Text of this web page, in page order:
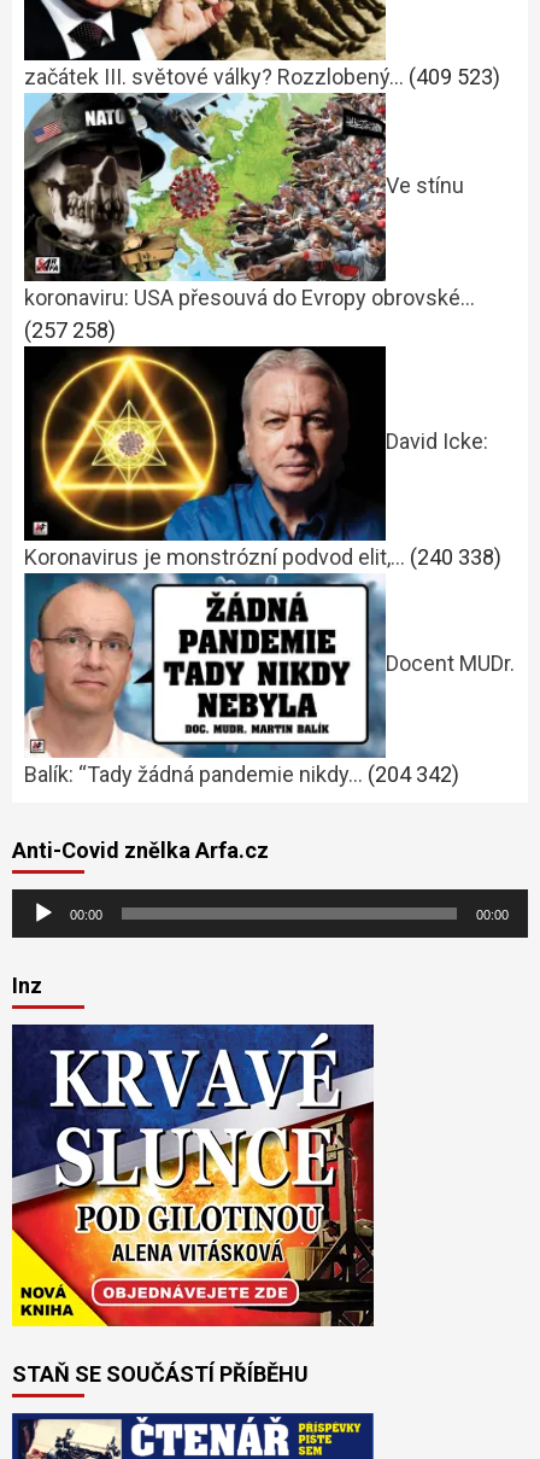
začátek III. světové války? Rozzlobený… (409 523)
Ve stínu
koronaviru: USA přesouvá do Evropy obrovské…
(257 258)
David Icke:
Koronavirus je monstrózní podvod elit,… (240 338)
Docent MUDr.
Balík: “Tady žádná pandemie nikdy… (204 342)
Anti-Covid znělka Arfa.cz
Audio
přehrávač
00:00 00:00
Inz
STAŇ SE SOUČÁSTÍ PŘÍBĚHU